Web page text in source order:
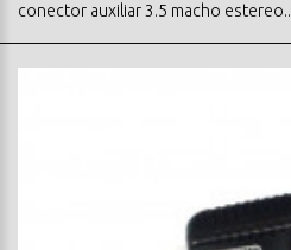
conector auxiliar 3.5 macho estereo..